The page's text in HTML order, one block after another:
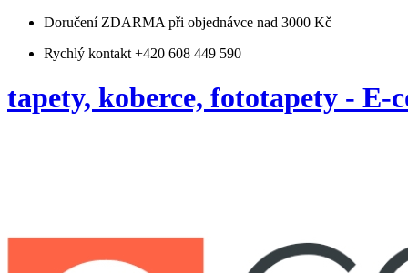
Doručení ZDARMA při objednávce nad 3000 Kč
Rychlý kontakt +420 608 449 590
tapety, koberce, fototapety - E-